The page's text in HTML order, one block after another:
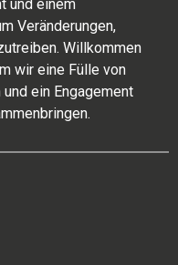
und einem
Veränderungen,
Willkommen
wir eine Fülle von
ein Engagement